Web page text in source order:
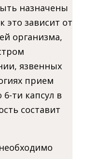
назначены
это зависит от
организма,
язвенных
прием
ти капсул в
составит